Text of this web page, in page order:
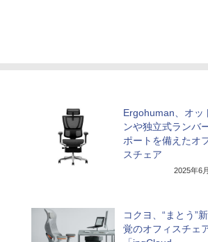
Ergohuman、オッ
ンや独立式ランバ
ポートを備えたオ
スチェア
2025年6
コクヨ、“まとう”
覚のオフィスチェ